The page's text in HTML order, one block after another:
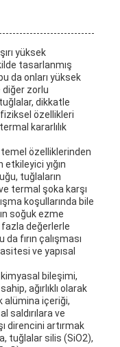
yüksek
tasarlanmış
da onları yüksek
diğer zorlu
dikkatle
özellikleri
kararlılık
özelliklerinden
yığın
tuğlaların
termal şoka karşı
koşullarında bile
soğuk ezme
fazla değerlerle
fırın çalışması
ve yapısal
bileşimi,
ağırlıklı olarak
alümina içeriği,
saldırılara ve
direncini artırmak
tuğlalar silis (SiO2),